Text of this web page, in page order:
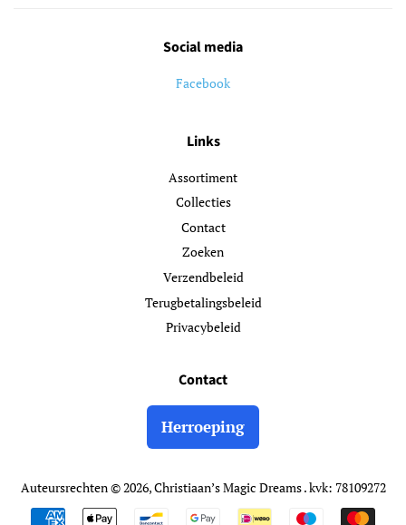
Social media
Facebook
Links
Assortiment
Collecties
Contact
Zoeken
Verzendbeleid
Terugbetalingsbeleid
Privacybeleid
Contact
Herroeping
Auteursrechten © 2026,Christiaan’s Magic Dreams. kvk: 78109272
Betalingspictogrammen